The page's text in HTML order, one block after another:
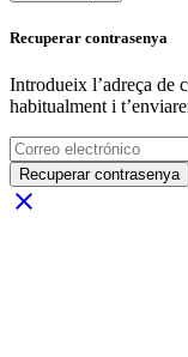
Recuperar contrasenya
Introdueix l’adreça de
habitualment i
Recuperar contrasenya
close